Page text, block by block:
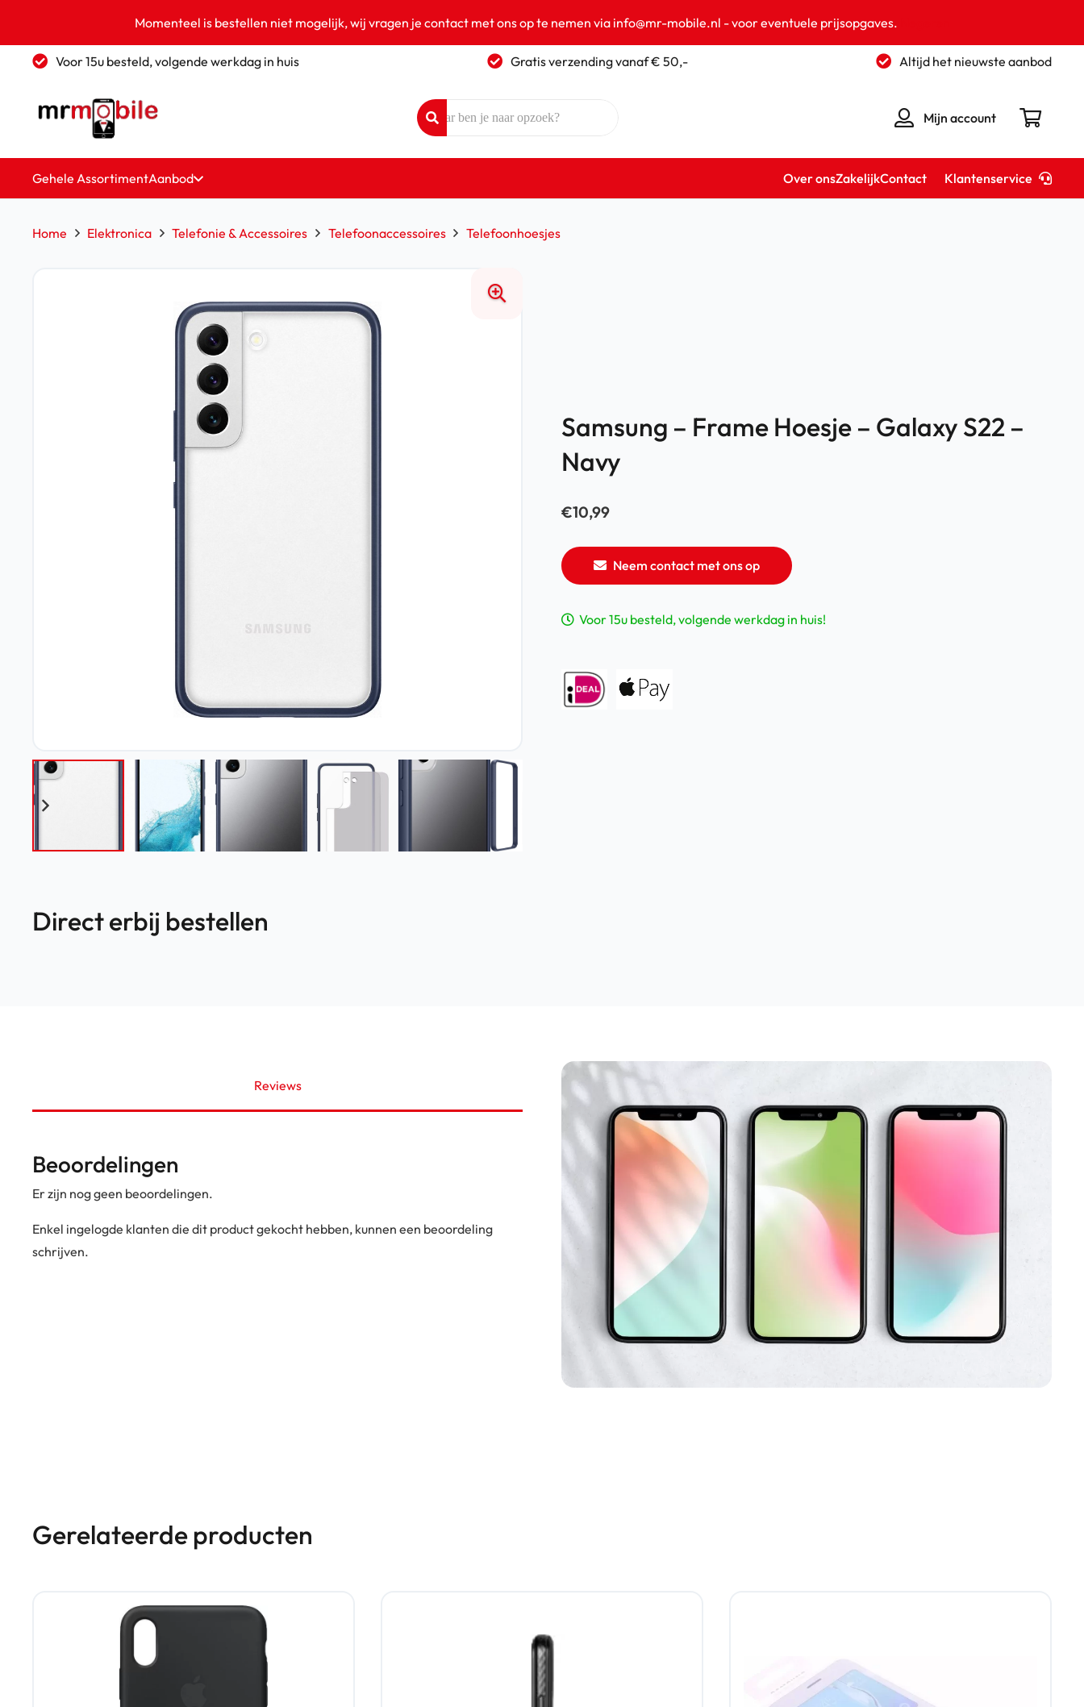
Momenteel is bestellen niet mogelijk, wij vragen je contact met ons op te nemen via info@mr-mobile.nl - voor eventuele prijsopgaves.
Voor 15u besteld, volgende werkdag in huis Gratis verzending vanaf € 50,- Altijd het nieuwste aanbod
Mijn account
Gehele AssortimentAanbod Over onsZakelijkContact Klantenservice
Home Elektronica Telefonie & Accessoires Telefoonaccessoires Telefoonhoesjes
Samsung – Frame Hoesje – Galaxy S22 –
Navy
€10,99
Neem contact met ons op
Voor 15u besteld, volgende werkdag in huis!
Direct erbij bestellen
Reviews
Beoordelingen
Er zijn nog geen beoordelingen.
Enkel ingelogde klanten die dit product gekocht hebben, kunnen een beoordeling
schrijven.
Gerelateerde producten